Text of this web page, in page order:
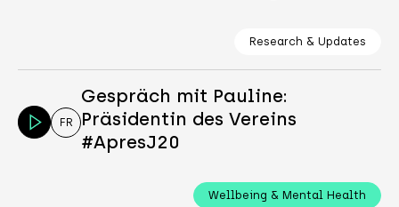
Research & Updates
FR
Gespräch mit Pauline:
Präsidentin des Vereins
#ApresJ20
Wellbeing & Mental Health